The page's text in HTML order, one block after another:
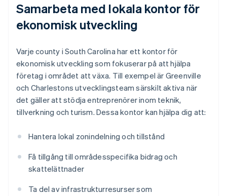
Samarbeta med lokala kontor för
ekonomisk utveckling
Varje county i South Carolina har ett kontor för
ekonomisk utveckling som fokuserar på att hjälpa
företag i området att växa. Till exempel är Greenville
och Charlestons utvecklingsteam särskilt aktiva när
det gäller att stödja entreprenörer inom teknik,
tillverkning och turism. Dessa kontor kan hjälpa dig att:
Hantera lokal zonindelning och tillstånd
Få tillgång till områdesspecifika bidrag och
skattelättnader
Ta del av infrastrukturresurser som